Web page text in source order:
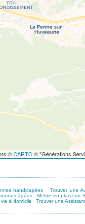
©CARTO © "Générations
handicapées
Trouver une
âgées Mettre en place un
à domicile Trouver une